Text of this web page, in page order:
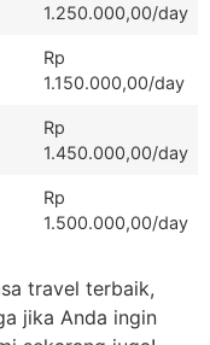
1.250.000,00/day
Rp
1.150.000,00/day
Rp
1.450.000,00/day
Rp
1.500.000,00/day
travel terbaik,
jika Anda ingin